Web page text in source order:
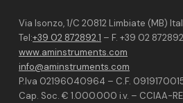
Via Isonzo, 1/C 20812 Limbiate (MB)
Tel:+39 02 872892.1 – F. +39 02
www.aminstruments.com
info@aminstruments.com
P.Iva 02196040964 – C.F.
Cap. Soc. € 1.000.000 i.v. – CCIAA-